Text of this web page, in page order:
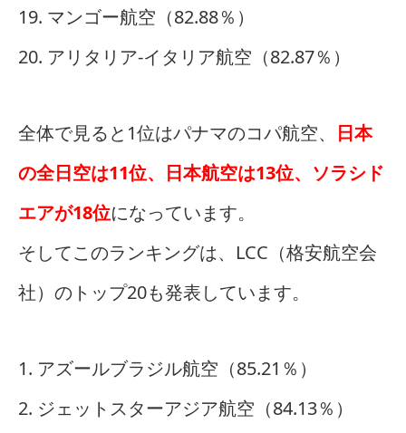
19. マンゴー航空（82.88％）
20. アリタリア-イタリア航空（82.87％）
全体で見ると1位はパナマのコパ航空、
日本
の全日空は11位、日本航空は13位、ソラシド
エアが18位になっています。
そしてこのランキングは、LCC（格安航空会
社）のトップ20も発表しています。
1. アズールブラジル航空（85.21％）
2. ジェットスターアジア航空（84.13％）